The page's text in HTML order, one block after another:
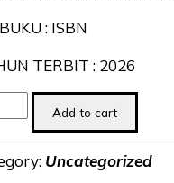
: ISBN
TERBIT : 2026
Add to cart
Uncategorized